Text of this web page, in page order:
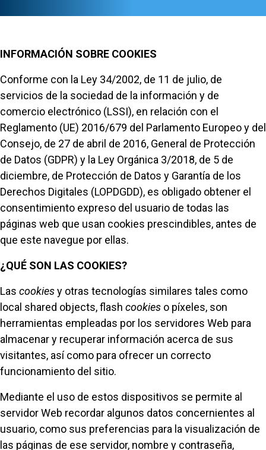
INFORMACIÓN SOBRE COOKIES
Conforme con la Ley 34/2002, de 11 de julio, de
servicios de la sociedad de la información y de
comercio electrónico (LSSI), en relación con el
Reglamento (UE) 2016/679 del Parlamento Europeo y del
Consejo, de 27 de abril de 2016, General de Protección
de Datos (GDPR) y la Ley Orgánica 3/2018, de 5 de
diciembre, de Protección de Datos y Garantía de los
Derechos Digitales (LOPDGDD), es obligado obtener el
consentimiento expreso del usuario de todas las
páginas web que usan cookies prescindibles, antes de
que este navegue por ellas.
¿QUÉ SON LAS COOKIES?
Las cookiesy otras tecnologías similares tales como
local shared objects, flash cookies o píxeles, son
herramientas empleadas por los servidores Web para
almacenar y recuperar información acerca de sus
visitantes, así como para ofrecer un correcto
funcionamiento del sitio.
Mediante el uso de estos dispositivos se permite al
servidor Web recordar algunos datos concernientes al
usuario, como sus preferencias para la visualización de
las páginas de ese servidor, nombre y contraseña,